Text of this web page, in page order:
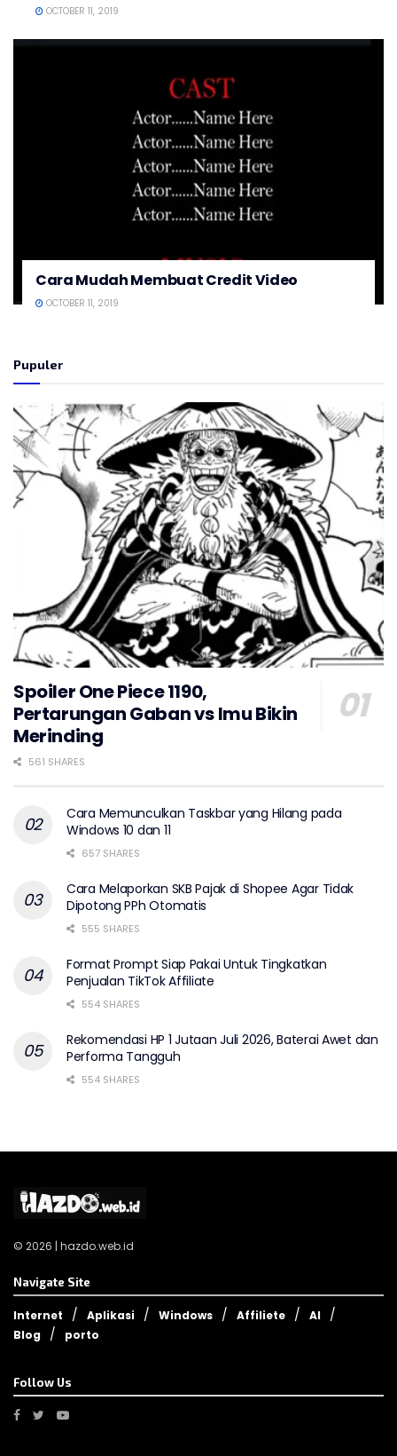
OCTOBER 11, 2019
Cara Mudah Membuat Credit Video
OCTOBER 11, 2019
Pupuler
Spoiler One Piece 1190,
Pertarungan Gaban vs Imu Bikin
Merinding
561 SHARES
Cara Memunculkan Taskbar yang Hilang pada
Windows 10 dan 11
657 SHARES
Cara Melaporkan SKB Pajak di Shopee Agar Tidak
Dipotong PPh Otomatis
555 SHARES
Format Prompt Siap Pakai Untuk Tingkatkan
Penjualan TikTok Affiliate
554 SHARES
Rekomendasi HP 1 Jutaan Juli 2026, Baterai Awet dan
Performa Tangguh
554 SHARES
© 2026 | hazdo.web.id
Navigate Site
Internet Aplikasi Windows Affiliete
AI
Blog
porto
Follow Us